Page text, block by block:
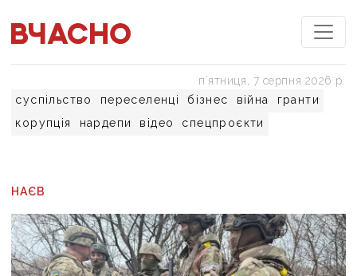
суспільство переселенці бізнес війна
гранти
корупція
нардепи відео спецпроєкти
пʼятниця, 7 серпня 2026 р.
НАЄВ